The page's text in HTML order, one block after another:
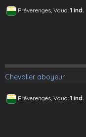
Préverenges, Vaud: 1 ind.
Chevalier aboyeur
Préverenges, Vaud: 1 ind.